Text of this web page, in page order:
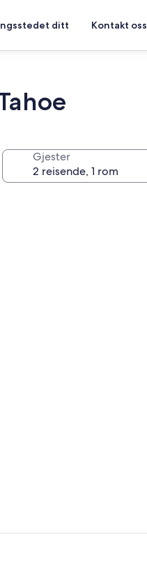
ditt Kontakt oss
Gjester